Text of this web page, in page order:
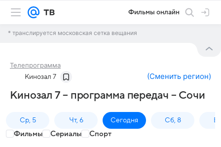
Фильмы онлайн
* транслируется московская сетка вещания
Телепрограмма
Кинозал 7 (Сменить регион)
Кинозал 7 – программа передач – Сочи
Ср, 5 Чт, 6 Сегодня Сб, 8
Фильмы Сериалы Спорт